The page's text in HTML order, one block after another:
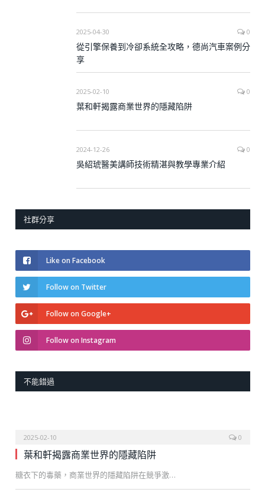
2025-04-30 0
從引擎保養到冷卻系統全攻略，德尚汽車案例分
享
2025-02-10 0
葉和軒揭露商業世界的隱藏陷阱
2024-12-26 0
吳紹琥醫美講師技術精湛與教學專業介紹
社群分享
Like on Facebook
Follow on Twitter
Follow on Google+
Follow on Instagram
不能錯過
2025-02-10 0
葉和軒揭露商業世界的隱藏陷阱
糖衣下的毒藥，商業世界的隱藏陷阱在競爭激…